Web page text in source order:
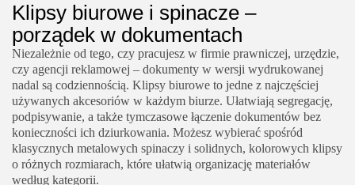
Klipsy biurowe i spinacze –
porządek w dokumentach
Niezależnie od tego, czy pracujesz w firmie prawniczej, urzędzie,
czy agencji reklamowej – dokumenty w wersji wydrukowanej
nadal są codziennością. Klipsy biurowe to jedne z najczęściej
używanych akcesoriów w każdym biurze. Ułatwiają segregację,
podpisywanie, a także tymczasowe łączenie dokumentów bez
konieczności ich dziurkowania. Możesz wybierać spośród
klasycznych metalowych spinaczy i solidnych, kolorowych klipsy
o różnych rozmiarach, które ułatwią organizację materiałów
według kategorii.